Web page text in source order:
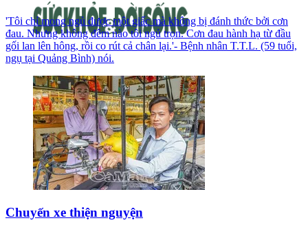
'Tôi chỉ mong ngủ được một giấc mà không bị đánh thức bởi cơn
đau. Nhưng không đêm nào tôi ngủ trọn. Cơn đau hành hạ từ đầu
gối lan lên hông, rồi co rút cả chân lại.'- Bệnh nhân T.T.L. (59 tuổi,
ngụ tại Quảng Bình) nói.
Chuyến xe thiện nguyện